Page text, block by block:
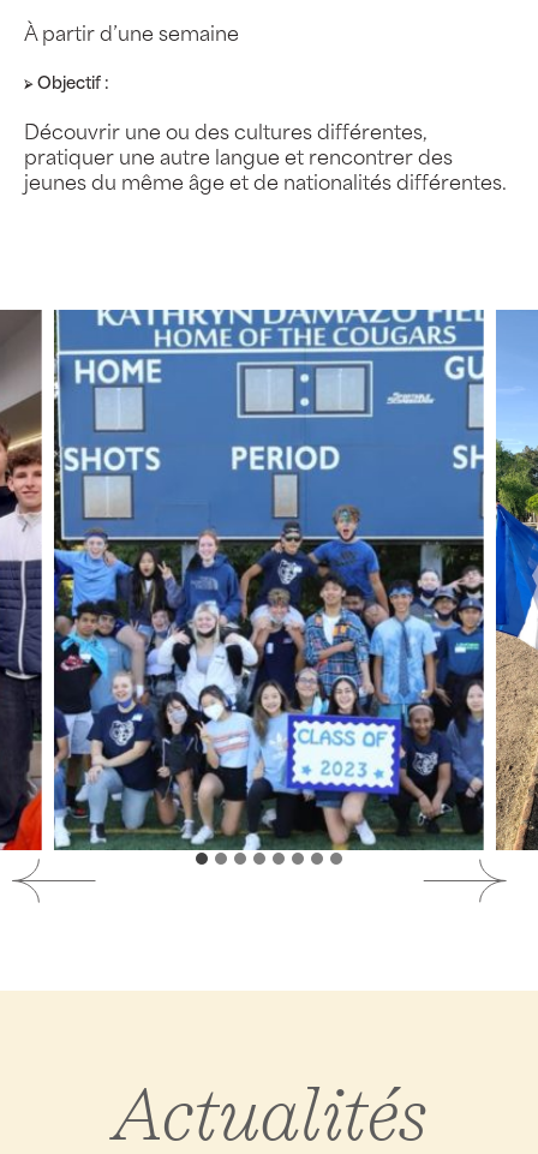
À partir d’une semaine
⮚ Objectif :
Découvrir une ou des cultures différentes,
pratiquer une autre langue et rencontrer des
jeunes du même âge et de nationalités différentes.
Actualités